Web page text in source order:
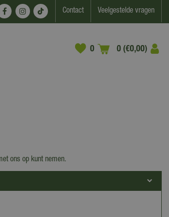
Contact Veelgestelde vragen
0 (€0,00)
ons op kunt nemen.